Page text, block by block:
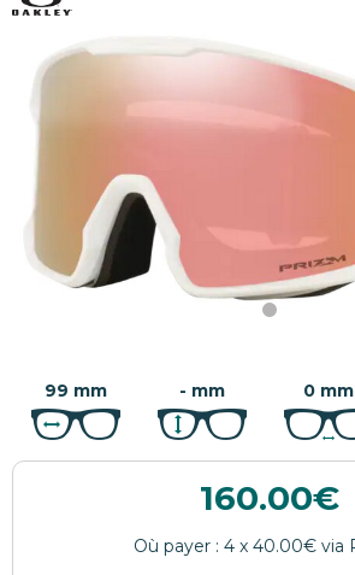
99 mm - mm 0 mm
160.00